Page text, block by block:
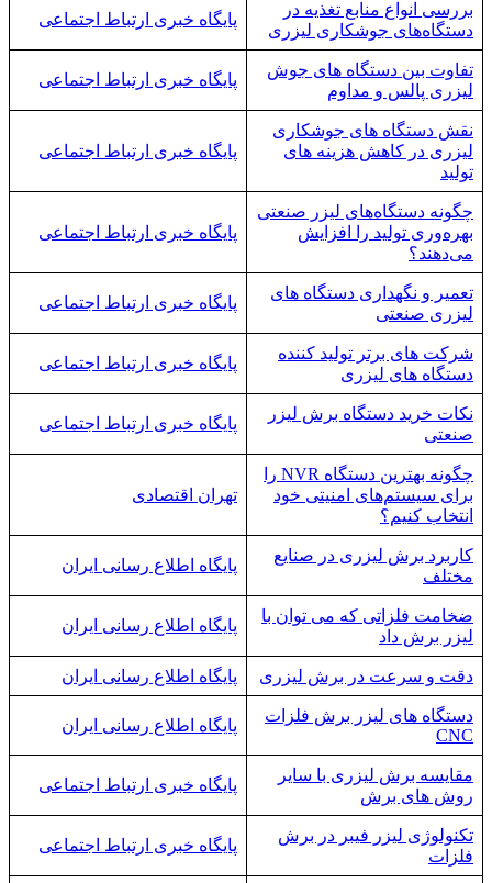
بررسی انواع منابع تغذیه در
دستگاه‌های جوشکاری لیزری
پایگاه خبری ارتباط اجتماعی
تفاوت بین دستگاه های جوش
لیزری پالس و مداوم
پایگاه خبری ارتباط اجتماعی
نقش دستگاه های جوشکاری
لیزری در کاهش هزینه های
تولید
پایگاه خبری ارتباط اجتماعی
چگونه دستگاه‌های لیزر صنعتی
بهره‌وری تولید را افزایش
می‌دهند؟
پایگاه خبری ارتباط اجتماعی
تعمیر و نگهداری دستگاه های
لیزری صنعتی
پایگاه خبری ارتباط اجتماعی
شرکت های برتر تولید کننده
دستگاه های لیزری
پایگاه خبری ارتباط اجتماعی
نکات خرید دستگاه برش لیزر
صنعتی
پایگاه خبری ارتباط اجتماعی
چگونه بهترین دستگاه NVR را
برای سیستم‌های امنیتی خود
انتخاب کنیم؟
تهران اقتصادی
کاربرد برش لیزری در صنایع
مختلف
پایگاه اطلاع رسانی ایران
ضخامت فلزاتی که می توان با
لیزر برش داد
پایگاه اطلاع رسانی ایران
دقت و سرعت در برش لیزری پایگاه اطلاع رسانی ایران
دستگاه های لیزر برش فلزات
CNC
پایگاه اطلاع رسانی ایران
مقایسه برش لیزری با سایر
روش های برش
پایگاه خبری ارتباط اجتماعی
تکنولوژی لیزر فیبر در برش
فلزات
پایگاه خبری ارتباط اجتماعی